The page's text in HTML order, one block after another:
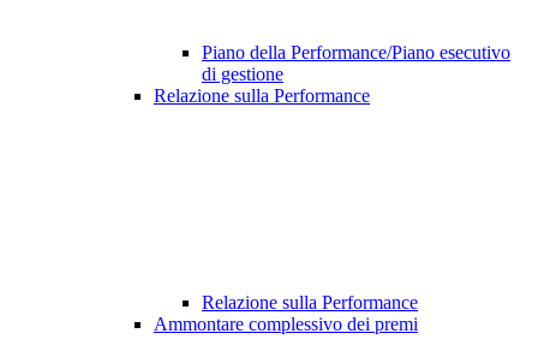
Piano della Performance/Piano esecutivo
di gestione
Relazione sulla Performance
Relazione sulla Performance
Ammontare complessivo dei premi